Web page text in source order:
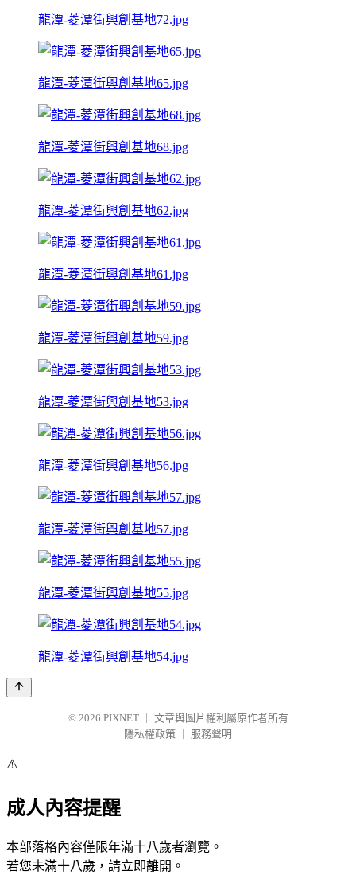
龍潭-菱潭街興創基地72.jpg
龍潭-菱潭街興創基地65.jpg
龍潭-菱潭街興創基地68.jpg
龍潭-菱潭街興創基地62.jpg
龍潭-菱潭街興創基地61.jpg
龍潭-菱潭街興創基地59.jpg
龍潭-菱潭街興創基地53.jpg
龍潭-菱潭街興創基地56.jpg
龍潭-菱潭街興創基地57.jpg
龍潭-菱潭街興創基地55.jpg
龍潭-菱潭街興創基地54.jpg
© 2026 PIXNET
文章與圖片權利屬原作者所有
隱私權政策
服務聲明
⚠️
成人內容提醒
本部落格內容僅限年滿十八歲者瀏覽。
若您未滿十八歲，請立即離開。